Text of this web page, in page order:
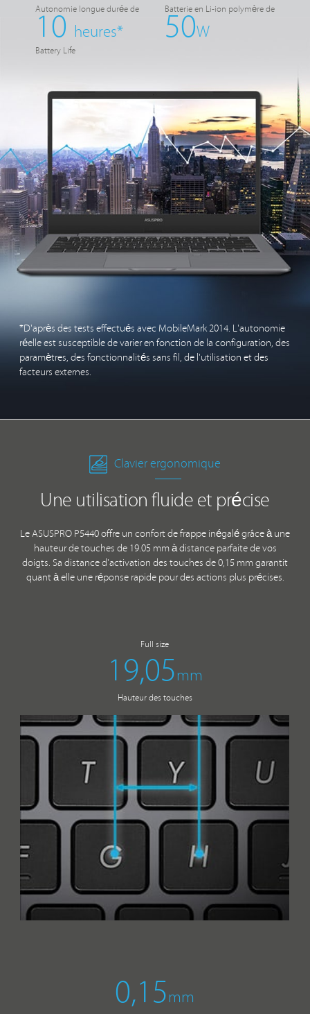
Autonomie longue durée de
10 heures*
Battery Life
Batterie en Li-ion polymère de
50W
*D'après des tests effectués avec MobileMark 2014. L'autonomie
réelle est susceptible de varier en fonction de la configuration, des
paramètres, des fonctionnalités sans fil, de l'utilisation et des
facteurs externes.
Clavier ergonomique
Une utilisation fluide et précise
Le ASUSPRO P5440 offre un confort de frappe inégalé grâce à une
hauteur de touches de 19.05 mm à distance parfaite de vos
doigts. Sa distance d'activation des touches de 0,15 mm garantit
quant à elle une réponse rapide pour des actions plus précises.
Full size
19,05mm
Hauteur des touches
0,15mm